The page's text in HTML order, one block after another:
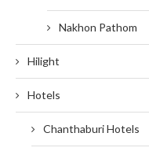
Nakhon Pathom
Hilight
Hotels
Chanthaburi Hotels